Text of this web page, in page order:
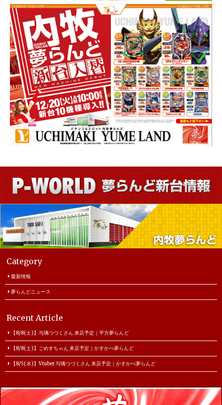
Category
最新情報
夢らんどニュース
Recent Article
【8/8(土)】与璃つづくさん 来店予定｜平方夢らんど
【8/8(土)】ごめすちゃん 来店予定｜かすかべ夢らんど
【8/5(水)】Vtuber 与璃つづくさん 来店予定｜かすかべ夢らんど